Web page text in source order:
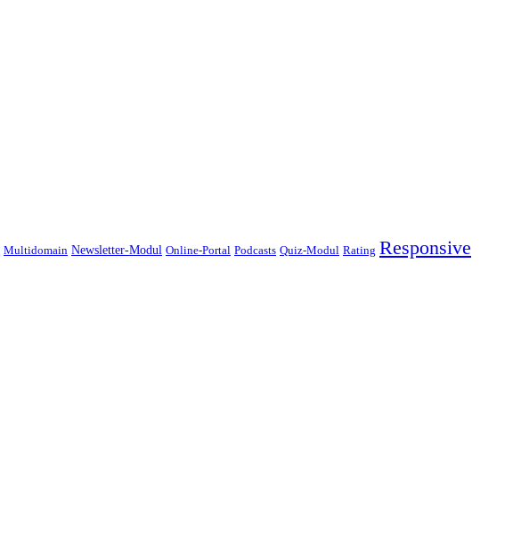
Multidomain Newsletter-Modul Online-Portal Podcasts Quiz-Modul Rating Responsive